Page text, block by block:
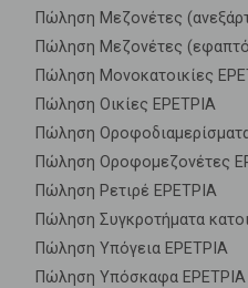
Πώληση Μεζονέτες
Πώληση Μεζονέτες
Πώληση Μονοκατοικίες
Πώληση Οικίες ΕΡΕΤΡΙΑ
Πώληση
Πώληση Οροφομεζονέτες
Πώληση Ρετιρέ ΕΡΕΤΡΙΑ
Πώληση Συγκροτήματα
Πώληση Υπόγεια ΕΡΕΤΡΙΑ
Πώληση Υπόσκαφα ΕΡΕΤΡΙΑ